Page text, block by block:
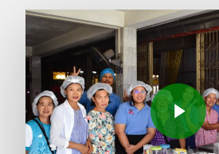
Play Video